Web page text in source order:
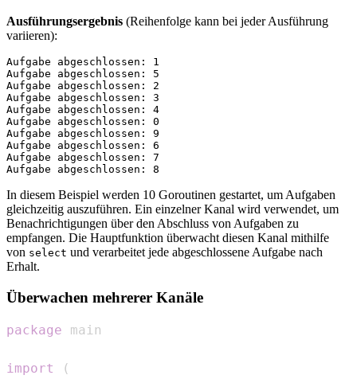
Ausführungsergebnis (Reihenfolge kann bei jeder Ausführung
variieren):
Aufgabe abgeschlossen: 1
Aufgabe abgeschlossen: 5
Aufgabe abgeschlossen: 2
Aufgabe abgeschlossen: 3
Aufgabe abgeschlossen: 4
Aufgabe abgeschlossen: 0
Aufgabe abgeschlossen: 9
Aufgabe abgeschlossen: 6
Aufgabe abgeschlossen: 7
In diesem Beispiel werden 10 Goroutinen gestartet, um Aufgaben
gleichzeitig auszuführen. Ein einzelner Kanal wird verwendet, um
Benachrichtigungen über den Abschluss von Aufgaben zu
empfangen. Die Hauptfunktion überwacht diesen Kanal mithilfe
von select und verarbeitet jede abgeschlossene Aufgabe nach
Erhalt.
Überwachen mehrerer Kanäle
package
import
(